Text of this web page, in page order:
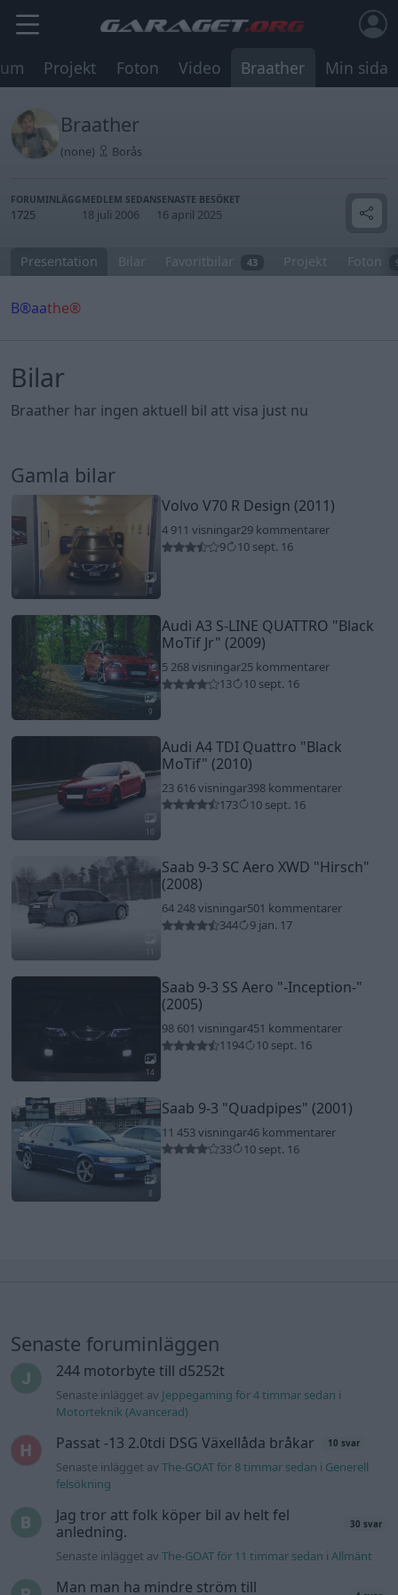
Projekt Foton Video Braather Min sida
Braather
(none) Borås
FORUMINLÄGG
1725
MEDLEM SEDAN
18 juli 2006
SENASTE BESÖKET
16 april 2025
Presentation Bilar Favoritbilar 43 Projekt Foton
B®aathe®
Bilar
Braather har ingen aktuell bil att visa just nu
Gamla bilar
8
Volvo V70 R Design (2011)
4 911 visningar29 kommentarer
9
10 sept. 16
9
Audi A3 S-LINE QUATTRO "Black
MoTif Jr" (2009)
5 268 visningar25 kommentarer
13
10 sept. 16
10
Audi A4 TDI Quattro "Black
MoTif" (2010)
23 616 visningar398 kommentarer
173
10 sept. 16
Saab 9-3 SC Aero XWD "Hirsch"
(2008)
64 248 visningar501 kommentarer
344
9 jan. 17
14
Saab 9-3 SS Aero "-Inception-"
(2005)
98 601 visningar451 kommentarer
1194
10 sept. 16
8
Saab 9-3 "Quadpipes" (2001)
11 453 visningar46 kommentarer
33
10 sept. 16
Senaste foruminläggen
244 motorbyte till d5252t
Senaste inlägget av Jeppegaming för 4 timmar sedan i
Motorteknik (Avancerad)
Passat -13 2.0tdi DSG Växellåda bråkar 10 svar
Senaste inlägget avThe-GOAT för 8 timmar sedan i Generell
felsökning
Jag tror att folk köper bil av helt fel
anledning.
30 svar
Senaste inlägget avThe-GOAT för 11 timmar sedan iAllmänt
Man man ha mindre ström till